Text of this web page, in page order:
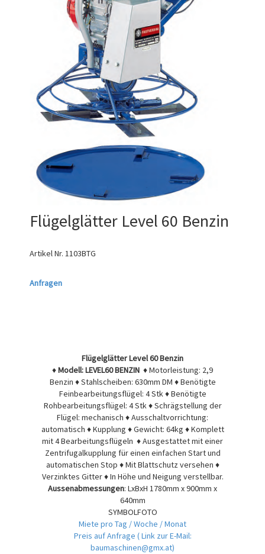
Flügelglätter Level 60 Benzin
Artikel Nr. 1103BTG
Anfragen
Flügelglätter Level 60 Benzin
♦Modell: LEVEL60 BENZIN ♦ Motorleistung: 2,9
Benzin ♦ Stahlscheiben: 630mm DM ♦ Benötigte
Feinbearbeitungsflügel: 4 Stk ♦ Benötigte
Rohbearbeitungsflügel: 4 Stk ♦ Schrägstellung der
Flügel: mechanisch ♦ Ausschaltvorrichtung:
automatisch ♦ Kupplung ♦ Gewicht: 64kg ♦ Komplett
mit 4 Bearbeitungsflügeln ♦ Ausgestattet mit einer
Zentrifugalkupplung für einen einfachen Start und
automatischen Stop ♦ Mit Blattschutz versehen ♦
Verzinktes Gitter ♦ In Höhe und Neigung verstellbar.
Aussenabmessungen: LxBxH 1780mm x 900mm x
640mm
SYMBOLFOTO
Miete pro Tag / Woche / Monat
Preis auf Anfrage ( Link zur E-Mail:
baumaschinen@gmx.at)